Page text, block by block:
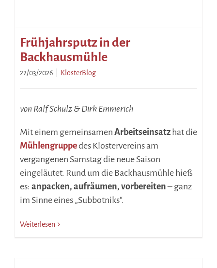
Frühjahrsputz in der
Backhausmühle
22/03/2026 KlosterBlog
von Ralf Schulz & Dirk Emmerich
Mit einem gemeinsamen Arbeitseinsatz hat die
Mühlengruppedes Klostervereins am
vergangenen Samstag die neue Saison
eingeläutet. Rund um die Backhausmühle hieß
es: anpacken, aufräumen, vorbereiten– ganz
im Sinne eines „Subbotniks“.
Weiterlesen